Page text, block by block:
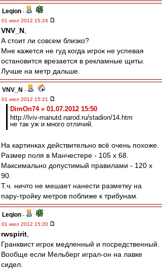
Leqion -
01 июл 2012 15:24
VNV_N
А стоит ли совсем близко?
Мне кажется не гуд когда игрок не успевая
остановится врезается в рекламные щиты.
Лучше на метр дальше.
VNV_N -
01 июл 2012 15:21
DimOn74 » 01.07.2012 15:50
http://lviv-manutd.narod.ru/stadion/14.htm
не так уж и много отличий.
На картинках действительно всё очень похоже.
Размер поля в Манчестере - 105 x 68.
Максимально допустимый правилами - 120 х
90.
Т.ч. ничто не мешает нанести разметку на
пару-тройку метров поближе к трибунам.
Leqion -
01 июл 2012 15:20
rwspirit
Гранквист игрок медленный и посредственный.
Вообще если Мельберг играл-он на лавке
сидел.